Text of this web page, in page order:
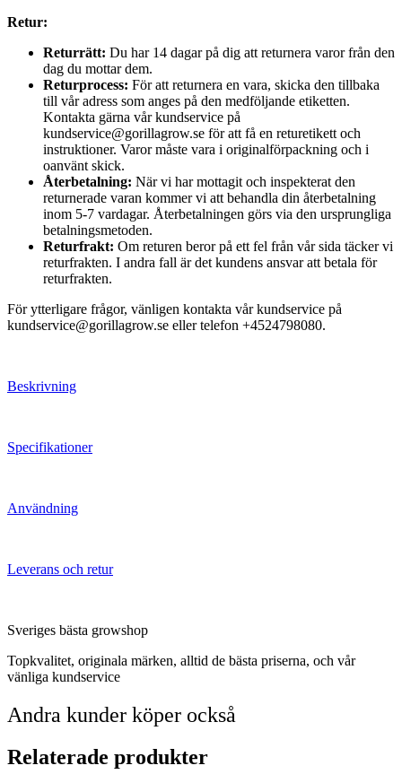
Retur:
Returrätt: Du har 14 dagar på dig att returnera varor från den
dag du mottar dem.
Returprocess: För att returnera en vara, skicka den tillbaka
till vår adress som anges på den medföljande etiketten.
Kontakta gärna vår kundservice på
kundservice@gorillagrow.se för att få en returetikett och
instruktioner. Varor måste vara i originalförpackning och i
oanvänt skick.
Återbetalning: När vi har mottagit och inspekterat den
returnerade varan kommer vi att behandla din återbetalning
inom 5-7 vardagar. Återbetalningen görs via den ursprungliga
betalningsmetoden.
Returfrakt: Om returen beror på ett fel från vår sida täcker vi
returfrakten. I andra fall är det kundens ansvar att betala för
returfrakten.
För ytterligare frågor, vänligen kontakta vår kundservice på
kundservice@gorillagrow.se eller telefon +4524798080.
Beskrivning
Specifikationer
Användning
Leverans och retur
Sveriges bästa growshop
Topkvalitet, originala märken, alltid de bästa priserna, och vår
vänliga kundservice
Andra kunder köper också
Relaterade produkter